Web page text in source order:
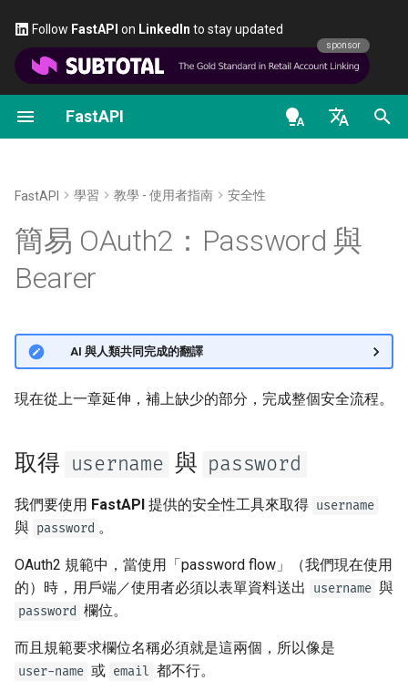
Follow FastAPI on LinkedIn to stay updated
sponsor
FastAPI
de - Deutsch
ko - 한국어
pt - português
tr - Türkçe
zh-hant - 繁體中文
以類別作為相依性
全域依賴
取得 username 與 password
式碼
OAuth2PasswordRequestForm
檢查密碼
為何要做密碼雜湊
關於 **user_dict
更新依賴項
串流資料
直接回傳 Response
OpenAPI 中的額外回應
回應標頭
回應 - 變更狀態碼
進階安全性
OAuth2 範圍（scopes）
直接使用 Request
使用 Dataclasses
關於 FastAPI 版本
手動執行伺服器
在雲端供應商上部署 FastAPI
伺服器工作處理序 - 使用
在容器中使用 FastAPI -
Docker
通用 - 操作指南 - 實用範例
Pydantic v2
GraphQL
自訂 Request 與 APIRoute 類
條件式 OpenAPI
擴充 OpenAPI
OpenAPI 結構描述
自訂文件 UI 靜態資源（自我
託管）
設定 Swagger UI
測試資料庫
使用舊的 403 身分驗證錯誤
狀態碼
FastAPI class
UploadFile class
Dependencies - Depends()
and Security()
Background Tasks -
BackgroundTasks
WebSockets
HTTPConnection class
Response class
OpenAPI docs
FastAPI People
Translations
External Links
FastAPI and friends
替代方案、靈感與比較
Repository Management
FastAPI 學習 教學 - 使用者指南 安全性
簡易 OAuth2：Password 與
Bearer
🌐 AI 與人類共同完成的翻譯
現在從上一章延伸，補上缺少的部分，完成整個安全流程。
取得 username 與 password
我們要使用 FastAPI 提供的安全性工具來取得 username
與 password 。
OAuth2 規範中，當使用「password flow」（我們現在使用
的）時，用戶端／使用者必須以表單資料送出
username 與
password 欄位。
而且規範要求欄位名稱必須就是這兩個，所以像是
user-name 或 email 都不行。